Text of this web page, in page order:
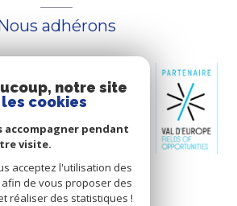
adhérons
notre site
cookies
accompagner pendant
visite.
acceptez l'utilisation des
de vous proposer des
réaliser des statistiques !